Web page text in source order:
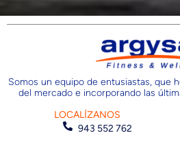
Somos un equipo de entusiastas, que
del mercado e incorporando las
LOCALÍZANOS
943 552 762